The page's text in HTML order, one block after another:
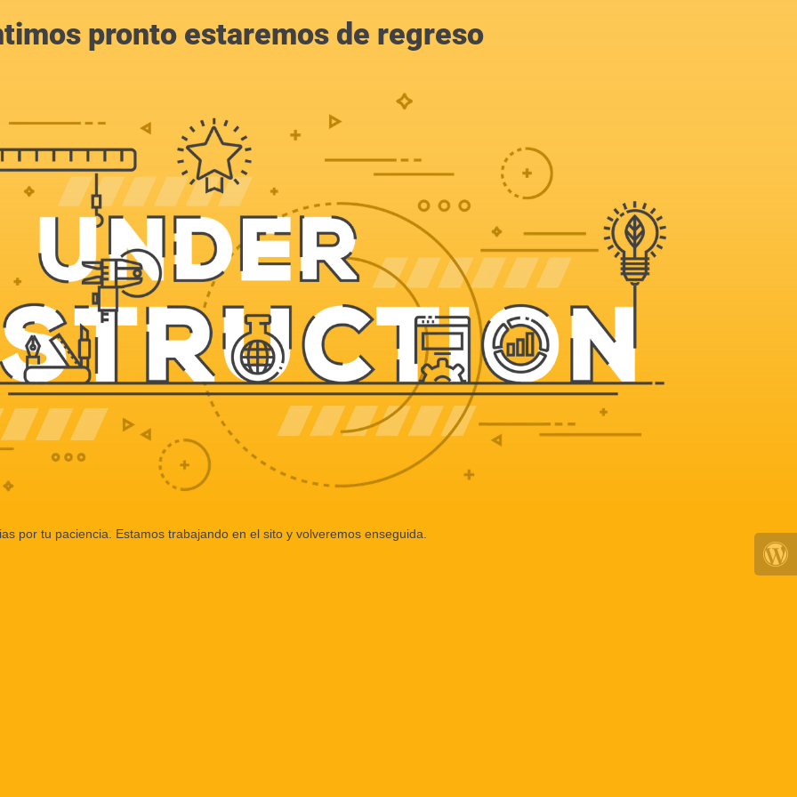
pronto estaremos de regreso
por tu paciencia. Estamos trabajando en el sito y volveremos enseguida.